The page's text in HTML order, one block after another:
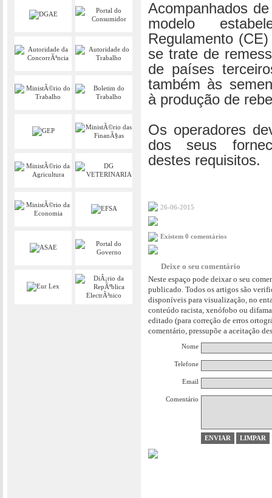
Acompanhados
modelo
Regulamento
se trate de
de países
também às
à produção de
Os operadores
dos seus
destes requisitos.
26-06-2015
Existem 0 comentários
Deixe o seu comentário
Neste espaço pode deixar o seu
publicado. Todos os artigos são
disponíveis para visualização, no
conteúdo racista, xenófobo ou
editado (para correção de erros
comentário, pressupõe a aceitação
Nome
Telefone
Email
Comentário